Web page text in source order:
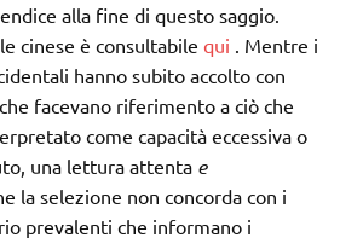
alla fine di questo saggio.
cinese è consultabile qui . Mentre i
hanno subito accolto con
facevano riferimento a ciò che
come capacità eccessiva o
una lettura attenta e
la selezione non concorda con i
prevalenti che informano i